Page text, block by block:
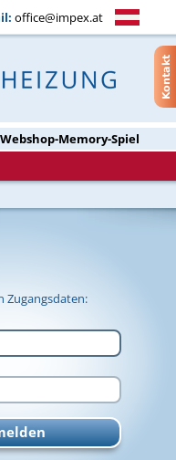
office@impex.at
Webshop-Memory-Spiel
Zugangsdaten: